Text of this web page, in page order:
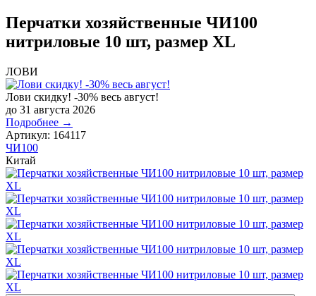
Перчатки хозяйственные ЧИ100
нитриловые 10 шт, размер XL
ЛОВИ
Лови скидку! -30% весь август!
до 31 августа 2026
Подробнее →
Артикул: 164117
ЧИ100
Китай